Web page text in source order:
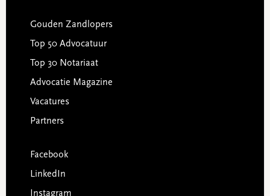
Gouden Zandlopers
Top 50 Advocatuur
Top 30 Notariaat
Advocatie Magazine
Vacatures
Partners
Facebook
LinkedIn
Instagram